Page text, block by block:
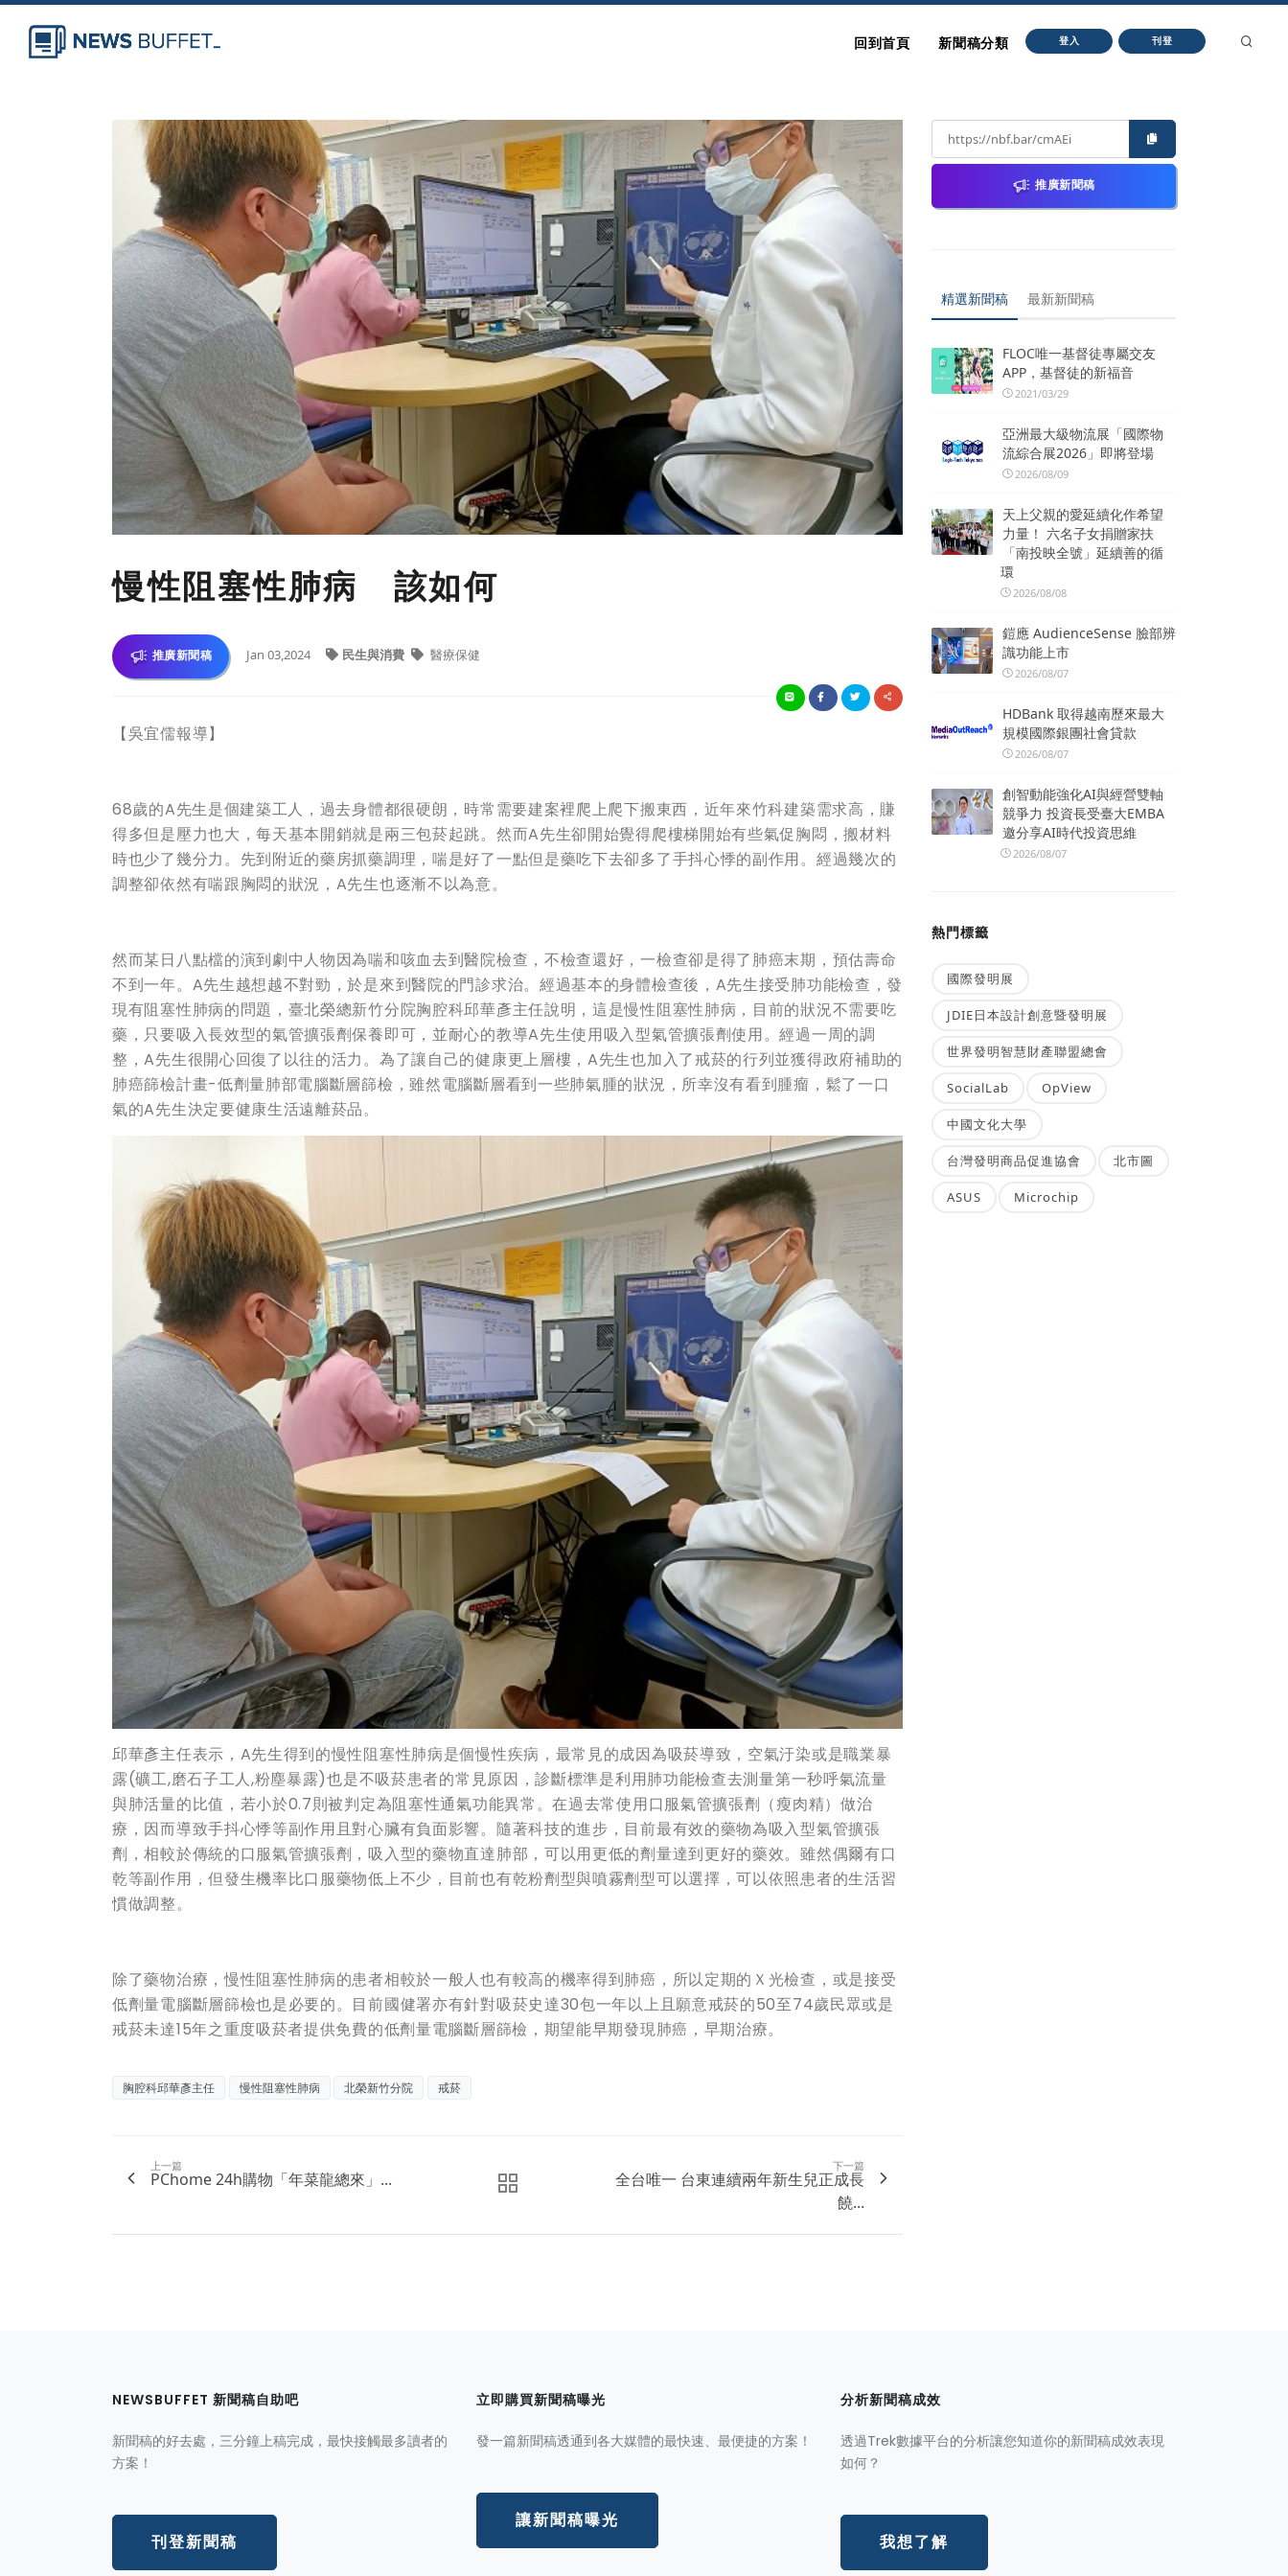
回到首頁 新聞稿分類 登入 刊登
慢性阻塞性肺病 該如何
推廣新聞稿 Jan 03,2024 民生與消費 醫療保健
【吳宜儒報導】
68歲的A先生是個建築工人，過去身體都很硬朗，時常需要建案裡爬上爬下搬東西，近年來竹科建築需求高，賺
得多但是壓力也大，每天基本開銷就是兩三包菸起跳。然而A先生卻開始覺得爬樓梯開始有些氣促胸悶，搬材料
時也少了幾分力。先到附近的藥房抓藥調理，喘是好了一點但是藥吃下去卻多了手抖心悸的副作用。經過幾次的
調整卻依然有喘跟胸悶的狀況，A先生也逐漸不以為意。
然而某日八點檔的演到劇中人物因為喘和咳血去到醫院檢查，不檢查還好，一檢查卻是得了肺癌末期，預估壽命
不到一年。A先生越想越不對勁，於是來到醫院的門診求治。經過基本的身體檢查後，A先生接受肺功能檢查，發
現有阻塞性肺病的問題，臺北榮總新竹分院胸腔科邱華彥主任說明，這是慢性阻塞性肺病，目前的狀況不需要吃
藥，只要吸入長效型的氣管擴張劑保養即可，並耐心的教導A先生使用吸入型氣管擴張劑使用。經過一周的調
整，A先生很開心回復了以往的活力。為了讓自己的健康更上層樓，A先生也加入了戒菸的行列並獲得政府補助的
肺癌篩檢計畫-低劑量肺部電腦斷層篩檢，雖然電腦斷層看到一些肺氣腫的狀況，所幸沒有看到腫瘤，鬆了一口
氣的A先生決定要健康生活遠離菸品。
邱華彥主任表示，A先生得到的慢性阻塞性肺病是個慢性疾病，最常見的成因為吸菸導致，空氣汙染或是職業暴
露(礦工,磨石子工人,粉塵暴露)也是不吸菸患者的常見原因，診斷標準是利用肺功能檢查去測量第一秒呼氣流量
與肺活量的比值，若小於0.7則被判定為阻塞性通氣功能異常。在過去常使用口服氣管擴張劑（瘦肉精）做治
療，因而導致手抖心悸等副作用且對心臟有負面影響。隨著科技的進步，目前最有效的藥物為吸入型氣管擴張
劑，相較於傳統的口服氣管擴張劑，吸入型的藥物直達肺部，可以用更低的劑量達到更好的藥效。雖然偶爾有口
乾等副作用，但發生機率比口服藥物低上不少，目前也有乾粉劑型與噴霧劑型可以選擇，可以依照患者的生活習
慣做調整。
除了藥物治療，慢性阻塞性肺病的患者相較於一般人也有較高的機率得到肺癌，所以定期的Ｘ光檢查，或是接受
低劑量電腦斷層篩檢也是必要的。目前國健署亦有針對吸菸史達30包一年以上且願意戒菸的50至74歲民眾或是
戒菸未達15年之重度吸菸者提供免費的低劑量電腦斷層篩檢，期望能早期發現肺癌，早期治療。
胸腔科邱華彥主任 慢性阻塞性肺病 北榮新竹分院 戒菸
上一篇
PChome 24h購物「年菜龍總來」...
下一篇
全台唯一 台東連續兩年新生兒正成長
饒...
推廣新聞稿
精選新聞稿 最新新聞稿
FLOC唯一基督徒專屬交友
APP，基督徒的新福音
2021/03/29
亞洲最大級物流展「國際物
流綜合展2026」即將登場
2026/08/09
天上父親的愛延續化作希望
力量！ 六名子女捐贈家扶
「南投映全號」延續善的循
環
2026/08/08
鎧應 AudienceSense 臉部辨
識功能上市
2026/08/07
HDBank 取得越南歷來最大
規模國際銀團社會貸款
2026/08/07
創智動能強化AI與經營雙軸
競爭力 投資長受臺大EMBA
邀分享AI時代投資思維
2026/08/07
熱門標籤
國際發明展
JDIE日本設計創意暨發明展
世界發明智慧財產聯盟總會
SocialLab OpView
中國文化大學
台灣發明商品促進協會 北市圖
ASUS Microchip
NEWSBUFFET 新聞稿自助吧
新聞稿的好去處，三分鐘上稿完成，最快接觸最多讀者的
方案！
刊登新聞稿
立即購買新聞稿曝光
發一篇新聞稿透通到各大媒體的最快速、最便捷的方案！
讓新聞稿曝光
分析新聞稿成效
透過Trek數據平台的分析讓您知道你的新聞稿成效表現
如何？
我想了解